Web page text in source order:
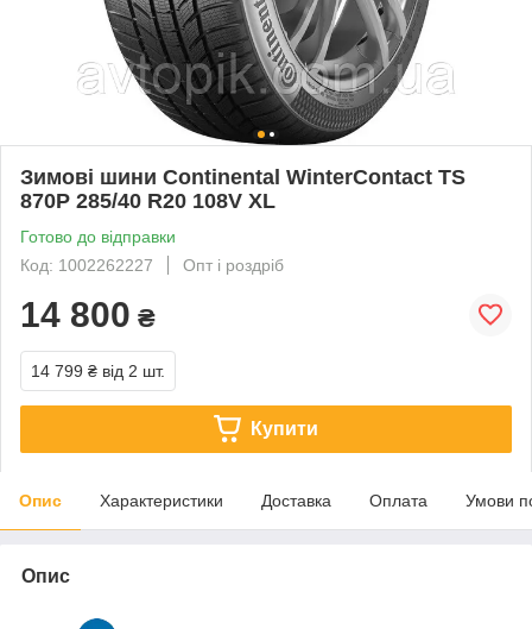
Зимові шини Continental WinterContact TS
870P 285/40 R20 108V XL
Готово до відправки
Код: 1002262227
Опт і роздріб
14 800 ₴
14 799 ₴ від 2 шт.
Купити
Опис Характеристики Доставка Оплата Умови
Опис